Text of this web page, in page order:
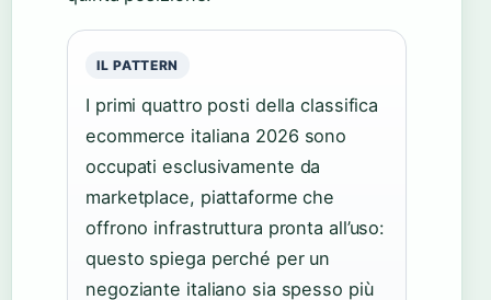
IL PATTERN
I primi quattro posti della classifica
ecommerce italiana 2026 sono
occupati esclusivamente da
marketplace, piattaforme che
offrono infrastruttura pronta all’uso:
questo spiega perché per un
negoziante italiano sia spesso più